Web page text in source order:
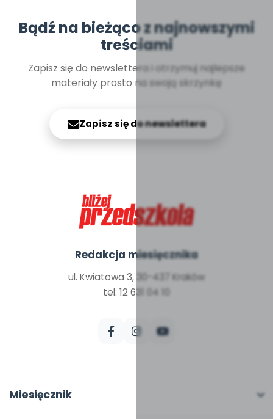
Bądź na bieżąco z najnowszymi
treściami
Zapisz się do newslettera i otrzymuj najlepsze
materiały prosto na swoją skrzynkę
Zapisz się do newslettera
Redakcja miesięcznika
ul. Kwiatowa 3, 30-437 Kraków
tel: 12 631 04 10
Miesięcznik